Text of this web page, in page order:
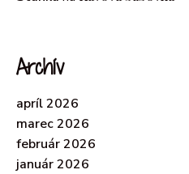
Archív
apríl 2026
marec 2026
február 2026
január 2026